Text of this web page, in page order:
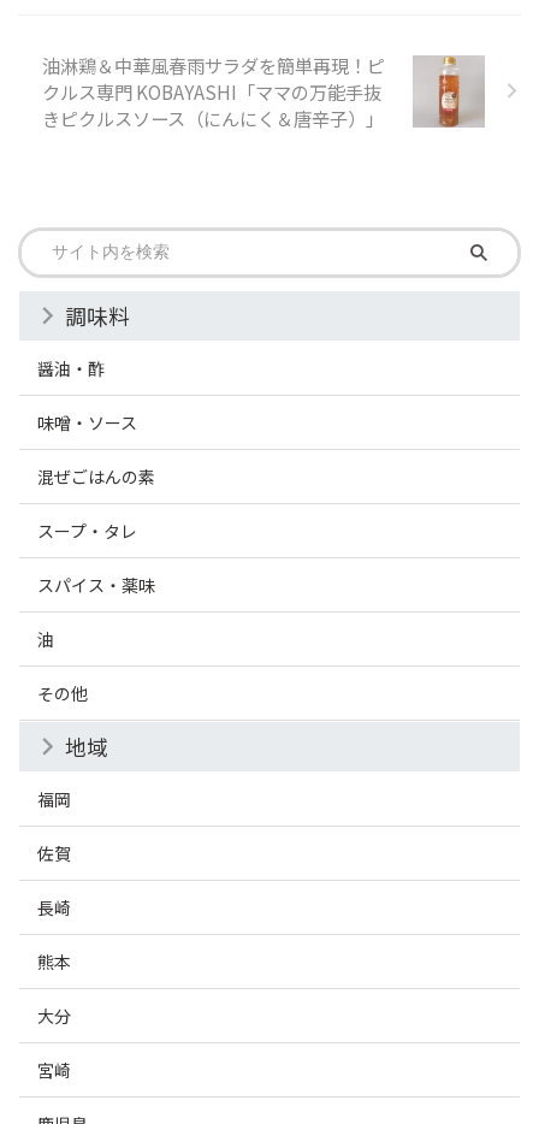
油淋鶏＆中華風春雨サラダを簡単再現！ピ
クルス専門 KOBAYASHI「ママの万能手抜
きピクルスソース（にんにく＆唐辛子）」
調味料
醤油・酢
味噌・ソース
混ぜごはんの素
スープ・タレ
スパイス・薬味
油
その他
地域
福岡
佐賀
長崎
熊本
大分
宮崎